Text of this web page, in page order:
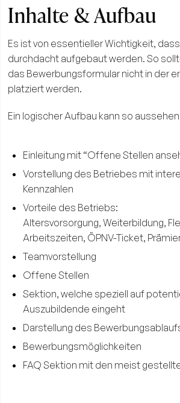
Inhalte & Aufbau
Es ist von essentieller Wichtigkeit,
durchdacht aufgebaut werden. So
das Bewerbungsformular nicht in der
platziert werden.
Ein logischer Aufbau kann so
Einleitung mit “Offene Stellen
Vorstellung des Betriebes mit
Kennzahlen
Vorteile des Betriebs:
Altersvorsorgung, Weiterbildung,
Arbeitszeiten, ÖPNV-Ticket,
Teamvorstellung
Offene Stellen
Sektion, welche speziell auf
Auszubildende eingeht
Darstellung des
Bewerbungsmöglichkeiten
FAQ Sektion mit den meist